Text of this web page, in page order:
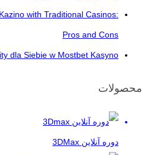
with Traditional Casinos:
Pros and Cons
dla Siebie w Mostbet Kasyno
محصولات
دوره آنلاین 3DMax